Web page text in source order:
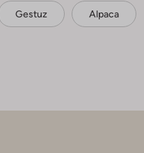
Gestuz Alpaca